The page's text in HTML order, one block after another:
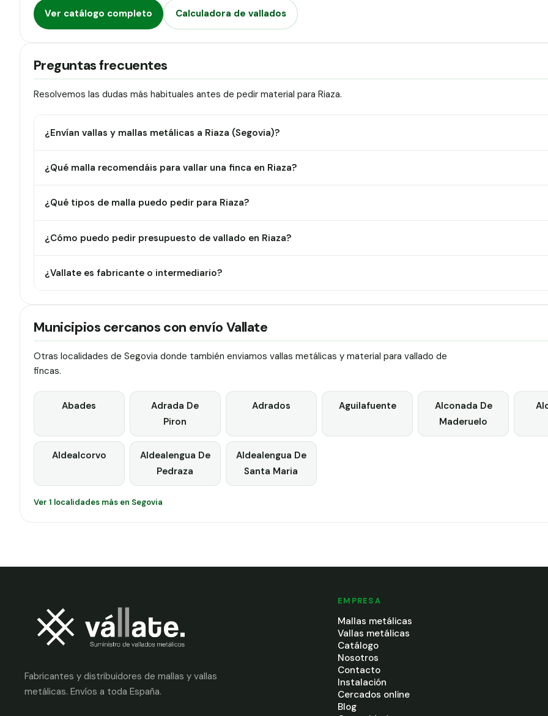
Ver catálogo completo Calculadora de vallados
Preguntas frecuentes
Resolvemos las dudas más habituales antes de pedir material para Riaza.
¿Envían vallas y mallas metálicas a Riaza (Segovia)?
¿Qué malla recomendáis para vallar una finca en Riaza?
¿Qué tipos de malla puedo pedir para Riaza?
¿Cómo puedo pedir presupuesto de vallado en Riaza?
¿Vallate es fabricante o intermediario?
Municipios cercanos con envío Vallate
Otras localidades de Segovia donde también enviamos vallas metálicas y material para vallado de
fincas.
Abades
Adrada De
Piron
Adrados Aguilafuente
Alconada De
Maderuelo
Aldealcorvo
Aldealengua De
Pedraza
Aldealengua De
Santa Maria
Ver 1 localidades más en Segovia
Fabricantes y distribuidores de mallas y vallas
metálicas. Envíos a toda España.
EMPRESA
Mallas metálicas
Vallas metálicas
Catálogo
Nosotros
Contacto
Instalación
Cercados online
Blog